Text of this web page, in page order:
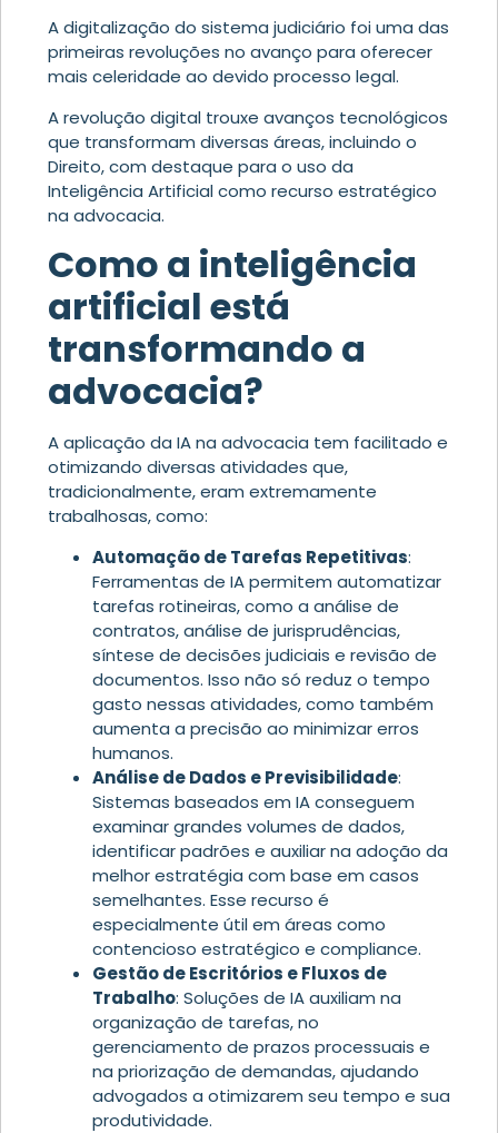
A digitalização do sistema judiciário foi uma das
primeiras revoluções no avanço para oferecer
mais celeridade ao devido processo legal.
A revolução digital trouxe avanços tecnológicos
que transformam diversas áreas, incluindo o
Direito, com destaque para o uso da
Inteligência Artificial como recurso estratégico
na advocacia.
Como a inteligência
artificial está
transformando a
advocacia?
A aplicação da IA na advocacia tem facilitado e
otimizando diversas atividades que,
tradicionalmente, eram extremamente
trabalhosas, como:
Automação de Tarefas Repetitivas:
Ferramentas de IA permitem automatizar
tarefas rotineiras, como a análise de
contratos, análise de jurisprudências,
síntese de decisões judiciais e revisão de
documentos. Isso não só reduz o tempo
gasto nessas atividades, como também
aumenta a precisão ao minimizar erros
humanos.
Análise de Dados e Previsibilidade:
Sistemas baseados em IA conseguem
examinar grandes volumes de dados,
identificar padrões e auxiliar na adoção da
melhor estratégia com base em casos
semelhantes. Esse recurso é
especialmente útil em áreas como
contencioso estratégico e compliance.
Gestão de Escritórios e Fluxos de
Trabalho: Soluções de IA auxiliam na
organização de tarefas, no
gerenciamento de prazos processuais e
na priorização de demandas, ajudando
advogados a otimizarem seu tempo e sua
produtividade.